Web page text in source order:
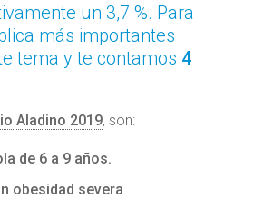
un 3,7 %. Para
más importantes
tema y te contamos 4
Aladino 2019, son:
de 6 a 9 años.
obesidad severa